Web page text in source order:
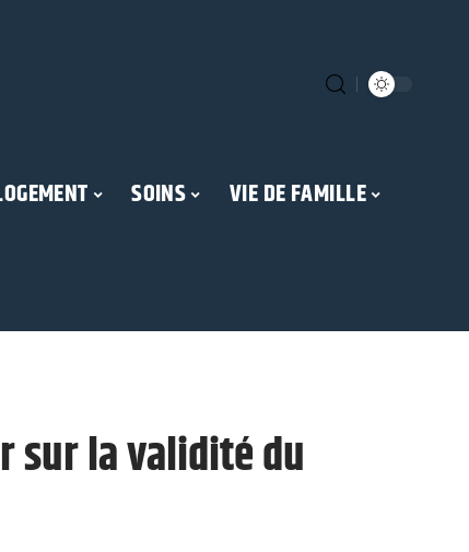
SOINS
VIE DE FAMILLE
sur la validité du